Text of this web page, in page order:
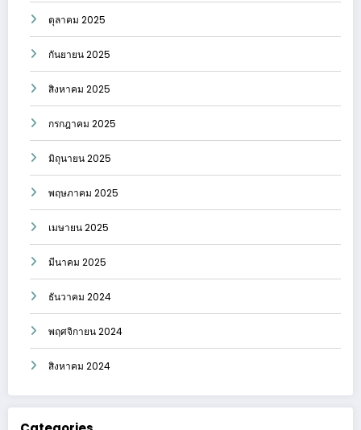
ตุลาคม 2025
กันยายน 2025
สิงหาคม 2025
กรกฎาคม 2025
มิถุนายน 2025
พฤษภาคม 2025
เมษายน 2025
มีนาคม 2025
ธันวาคม 2024
พฤศจิกายน 2024
สิงหาคม 2024